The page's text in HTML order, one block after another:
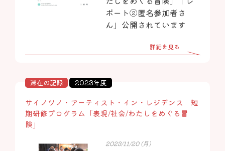
ポート②匿名参加者さ
ん」公開されています
詳細を見る
滞在の記録 2023年度
サイノツノ・アーティスト・イン・レジデンス 短
期研修プログラム「表現/社会/わたしをめぐる冒
険」
2023/11/20 (月)